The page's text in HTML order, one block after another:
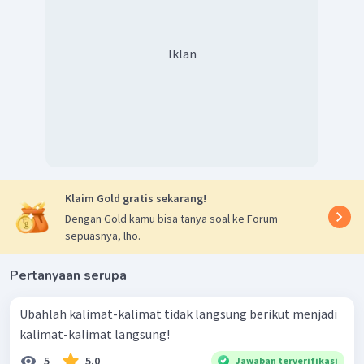
Iklan
Klaim Gold gratis sekarang!
Dengan Gold kamu bisa tanya soal ke Forum
sepuasnya, lho.
Pertanyaan serupa
Ubahlah kalimat-kalimat tidak langsung berikut menjadi
kalimat-kalimat langsung!
5 5.0 Jawaban terverifikasi